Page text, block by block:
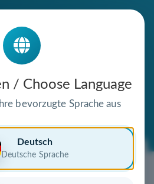
/ Choose Language
bevorzugte Sprache aus
Deutsch
Deutsche Sprache